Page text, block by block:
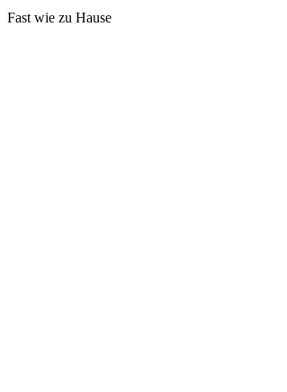
Fast wie zu Hause